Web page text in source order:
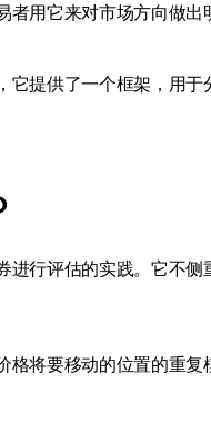
用它来对市场方向做出
提供了一个框架，用
行评估的实践。它不
将要移动的位置的重复